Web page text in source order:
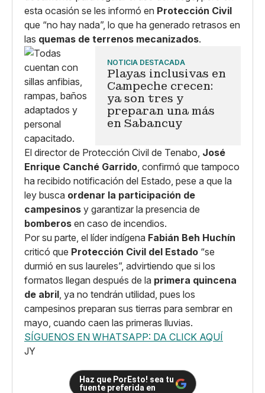
esta ocasión se les informó en Protección Civil
que “no hay nada”, lo que ha generado retrasos en
las quemas de terrenos mecanizados.
NOTICIA DESTACADA
Playas inclusivas en
Campeche crecen:
ya son tres y
preparan una más
en Sabancuy
El director de Protección Civil de Tenabo, José
Enrique Canché Garrido, confirmó que tampoco
ha recibido notificación del Estado, pese a que la
ley busca ordenar la participación de
campesinos y garantizar la presencia de
bomberos en caso de incendios.
Por su parte, el líder indígena Fabián Beh Huchín
criticó que Protección Civil del Estado “se
durmió en sus laureles”, advirtiendo que si los
formatos llegan después de la primera quincena
de abril, ya no tendrán utilidad, pues los
campesinos preparan sus tierras para sembrar en
mayo, cuando caen las primeras lluvias.
SÍGUENOS EN WHATSAPP: DA CLICK AQUÍ
JY
Haz que PorEsto! sea tu
fuente preferida en